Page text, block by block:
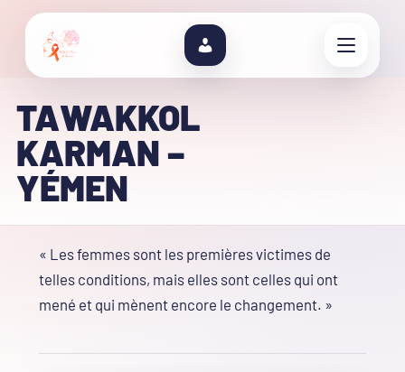
TAWAKKOL
KARMAN –
YÉMEN
« Les femmes sont les premières victimes de
telles conditions, mais elles sont celles qui ont
mené et qui mènent encore le changement. »